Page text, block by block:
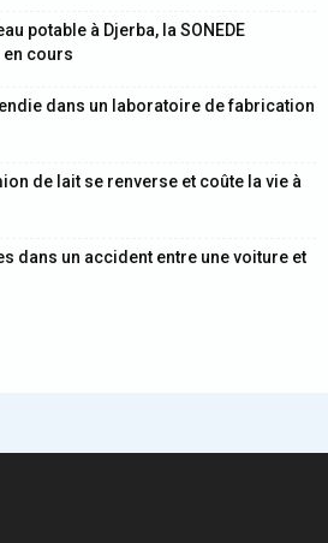
potable à Djerba, la SONEDE
cours
dans un laboratoire de fabrication
de lait se renverse et coûte la vie à
dans un accident entre une voiture et